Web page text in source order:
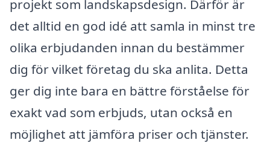
projekt som landskapsdesign. Därför är
det alltid en god idé att samla in minst tre
olika erbjudanden innan du bestämmer
dig för vilket företag du ska anlita. Detta
ger dig inte bara en bättre förståelse för
exakt vad som erbjuds, utan också en
möjlighet att jämföra priser och tjänster.